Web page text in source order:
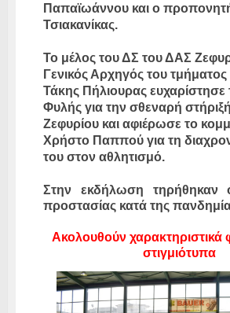
Παπαϊωάννου και ο
Τσιακανίκας.
Το μέλος του ΔΣ του ΔΑΣ
Γενικός Αρχηγός του
Τάκης Πήλιουρας
Φυλής για την σθεναρή
Ζεφυρίου και αφιέρωσε το
Χρήστο Παππού για τη
του στον αθλητισμό.
Στην εκδήλωση τηρήθηκαν
προστασίας κατά της
Ακολουθούν χαρακτηριστικά
στιγμιότυπα